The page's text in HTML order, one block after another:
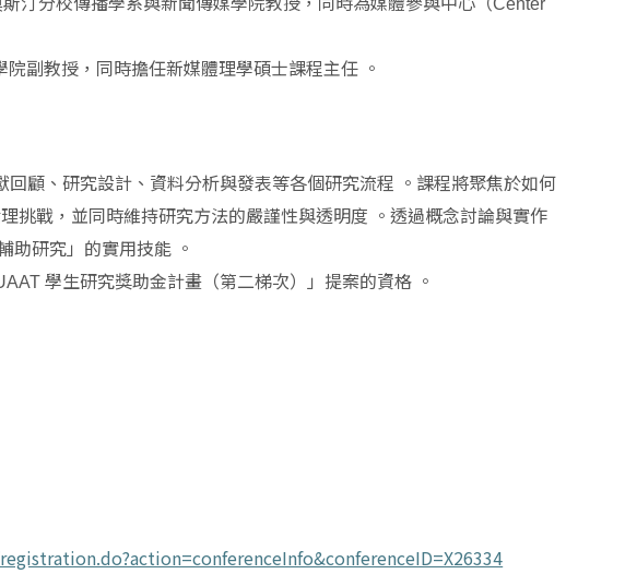
Center
院副教授，同時擔任新媒體理學碩士課程主任 。
回顧、研究設計、資料分析與發表等各個研究流程 。課程將聚焦於如何
挑戰，並同時維持研究方法的嚴謹性與透明度 。透過概念討論與實作
助研究」的實用技能 。
學生研究獎助金計畫（第二梯次）」提案的資格 。